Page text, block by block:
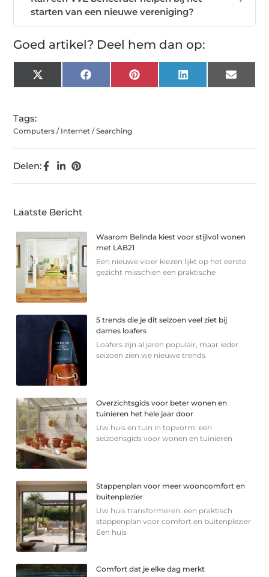
starten van een nieuwe vereniging?
Goed artikel? Deel hem dan op:
X
(Twitter)
FacebookPinterest LinkedIn Email
Tags:
Computers / Internet / Searching
Delen:
Laatste Bericht
Waarom Belinda kiest voor stijlvol wonen
met LAB21
Een nieuwe vloer kiezen lijkt op het eerste
gezicht misschien een praktische
5 trends die je dit seizoen veel ziet bij
dames loafers
Loafers zijn al jaren populair, maar ieder
seizoen zien we nieuwe trends
Overzichtsgids voor beter wonen en
tuinieren het hele jaar door
Uw huis en tuin in topvorm: een
seizoensgids voor wonen en tuinieren
Stappenplan voor meer wooncomfort en
buitenplezier
Uw huis transformeren: een praktisch
stappenplan voor comfort en buitenplezier
Een huis
Comfort dat je elke dag merkt